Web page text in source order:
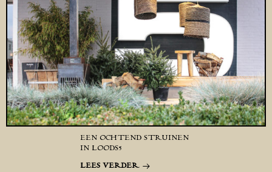
EEN OCHTEND STRUINEN
IN LOODS5
LEES VERDER